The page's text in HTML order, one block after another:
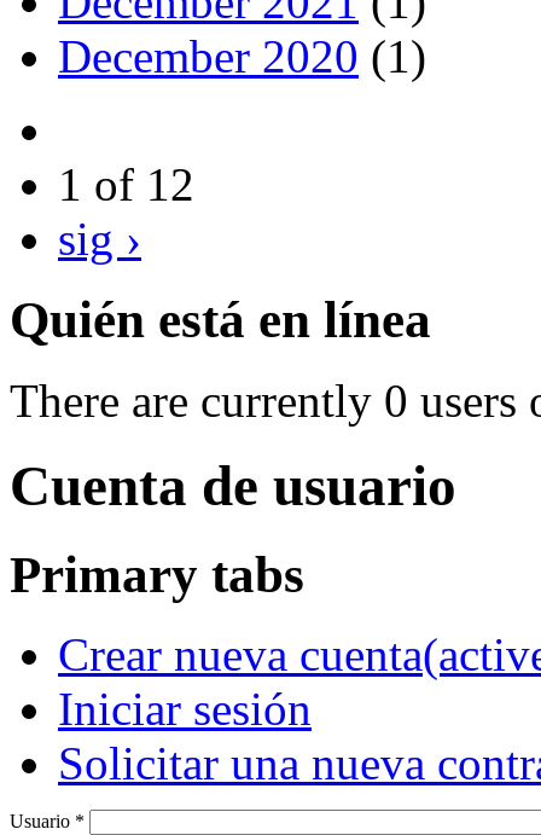
December 2020 (1)
1 of 12
sig ›
Quién está en línea
There are currently 0 users
Cuenta de usuario
Primary tabs
Crear nueva cuenta
Iniciar sesión
Solicitar una nueva
Usuario *